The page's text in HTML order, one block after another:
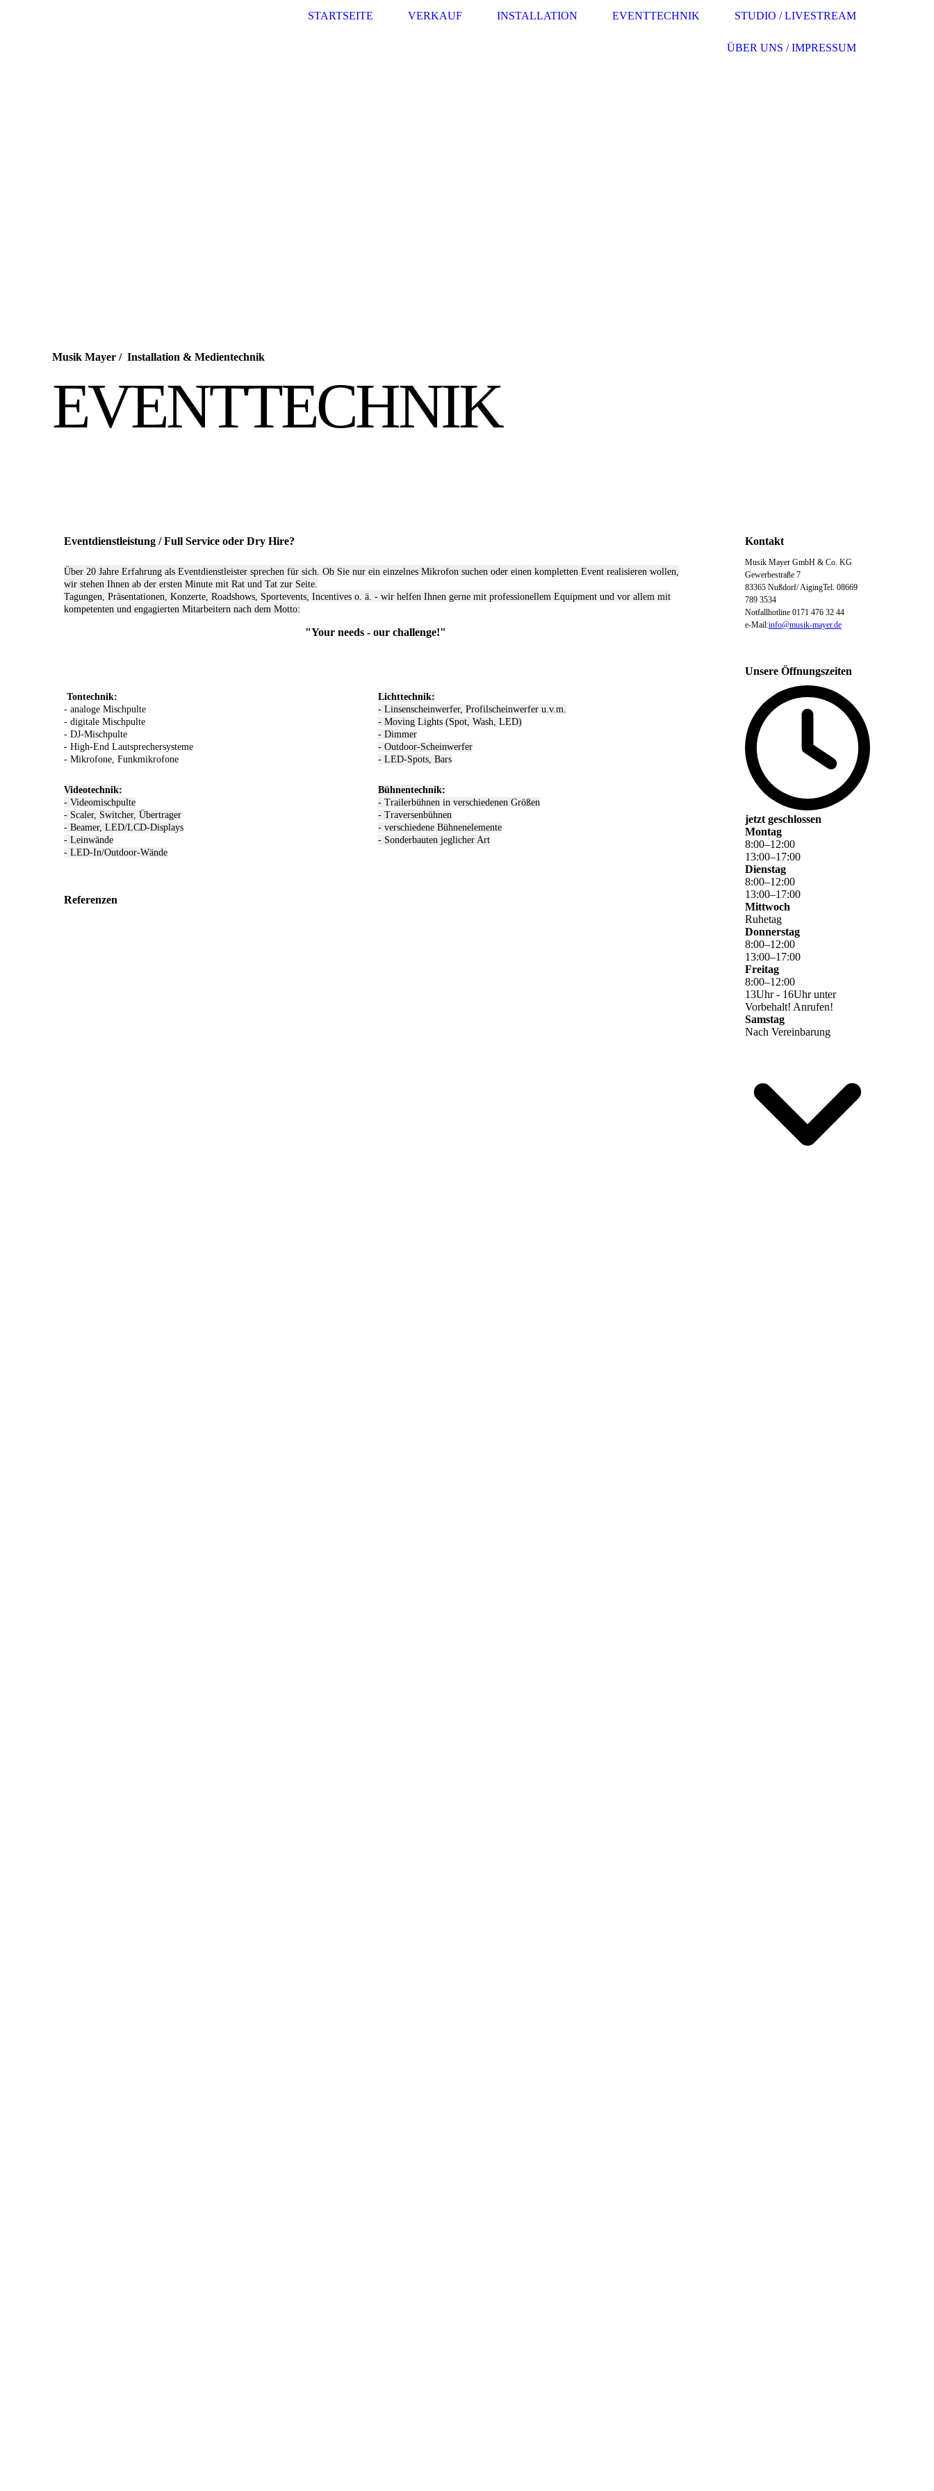
STARTSEITE VERKAUF INSTALLATION EVENTTECHNIK STUDIO / LIVESTREAM
ÜBER UNS / IMPRESSUM
Musik Mayer / Installation & Medientechnik
EVENTTECHNIK
Eventdienstleistung / Full Service oder Dry Hire?
Über 20 Jahre Erfahrung als Eventdienstleister sprechen für sich. Ob Sie nur ein einzelnes Mikrofon suchen oder einen kompletten Event realisieren wollen,
wir stehen Ihnen ab der ersten Minute mit Rat und Tat zur Seite.
Tagungen, Präsentationen, Konzerte, Roadshows, Sportevents, Incentives o. ä. - wir helfen Ihnen gerne mit professionellem Equipment und vor allem mit
kompetenten und engagierten Mitarbeitern nach dem Motto:
"Your needs - our challenge!"
Tontechnik:
- analoge Mischpulte
- digitale Mischpulte
- DJ-Mischpulte
- High-End Lautsprechersysteme
- Mikrofone, Funkmikrofone
Lichttechnik:
- Linsenscheinwerfer, Profilscheinwerfer u.v.m.
- Moving Lights (Spot, Wash, LED)
- Dimmer
- Outdoor-Scheinwerfer
- LED-Spots, Bars
Videotechnik:
- Videomischpulte
- Scaler, Switcher, Übertrager
- Beamer, LED/LCD-Displays
- Leinwände
- LED-In/Outdoor-Wände
Bühnentechnik:
- Trailerbühnen in verschiedenen Größen
- Traversenbühnen
- verschiedene Bühnenelemente
- Sonderbauten jeglicher Art
Referenzen
Kontakt
Musik Mayer GmbH & Co. KG
Gewerbestraße 7
83365 Nußdorf/ AigingTel. 08669
789 3534
Notfallhotline 0171 476 32 44
e-Mail:info@musik-mayer.de
Unsere Öffnungszeiten
jetzt geschlossen
Montag
8:00–12:00
13:00–17:00
Dienstag
8:00–12:00
13:00–17:00
Mittwoch
Ruhetag
Donnerstag
8:00–12:00
13:00–17:00
Freitag
8:00–12:00
13Uhr - 16Uhr unter
Vorbehalt! Anrufen!
Samstag
Nach Vereinbarung